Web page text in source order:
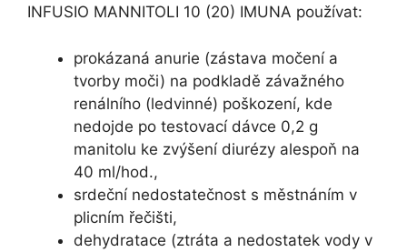
INFUSIO MANNITOLI 10 (20) IMUNA používat:
prokázaná anurie (zástava močení a
tvorby moči) na podkladě závažného
renálního (ledvinné) poškození, kde
nedojde po testovací dávce 0,2 g
manitolu ke zvýšení diurézy alespoň na
40 ml/hod.,
srdeční nedostatečnost s městnáním v
plicním řečišti,
dehydratace (ztráta a nedostatek vody v